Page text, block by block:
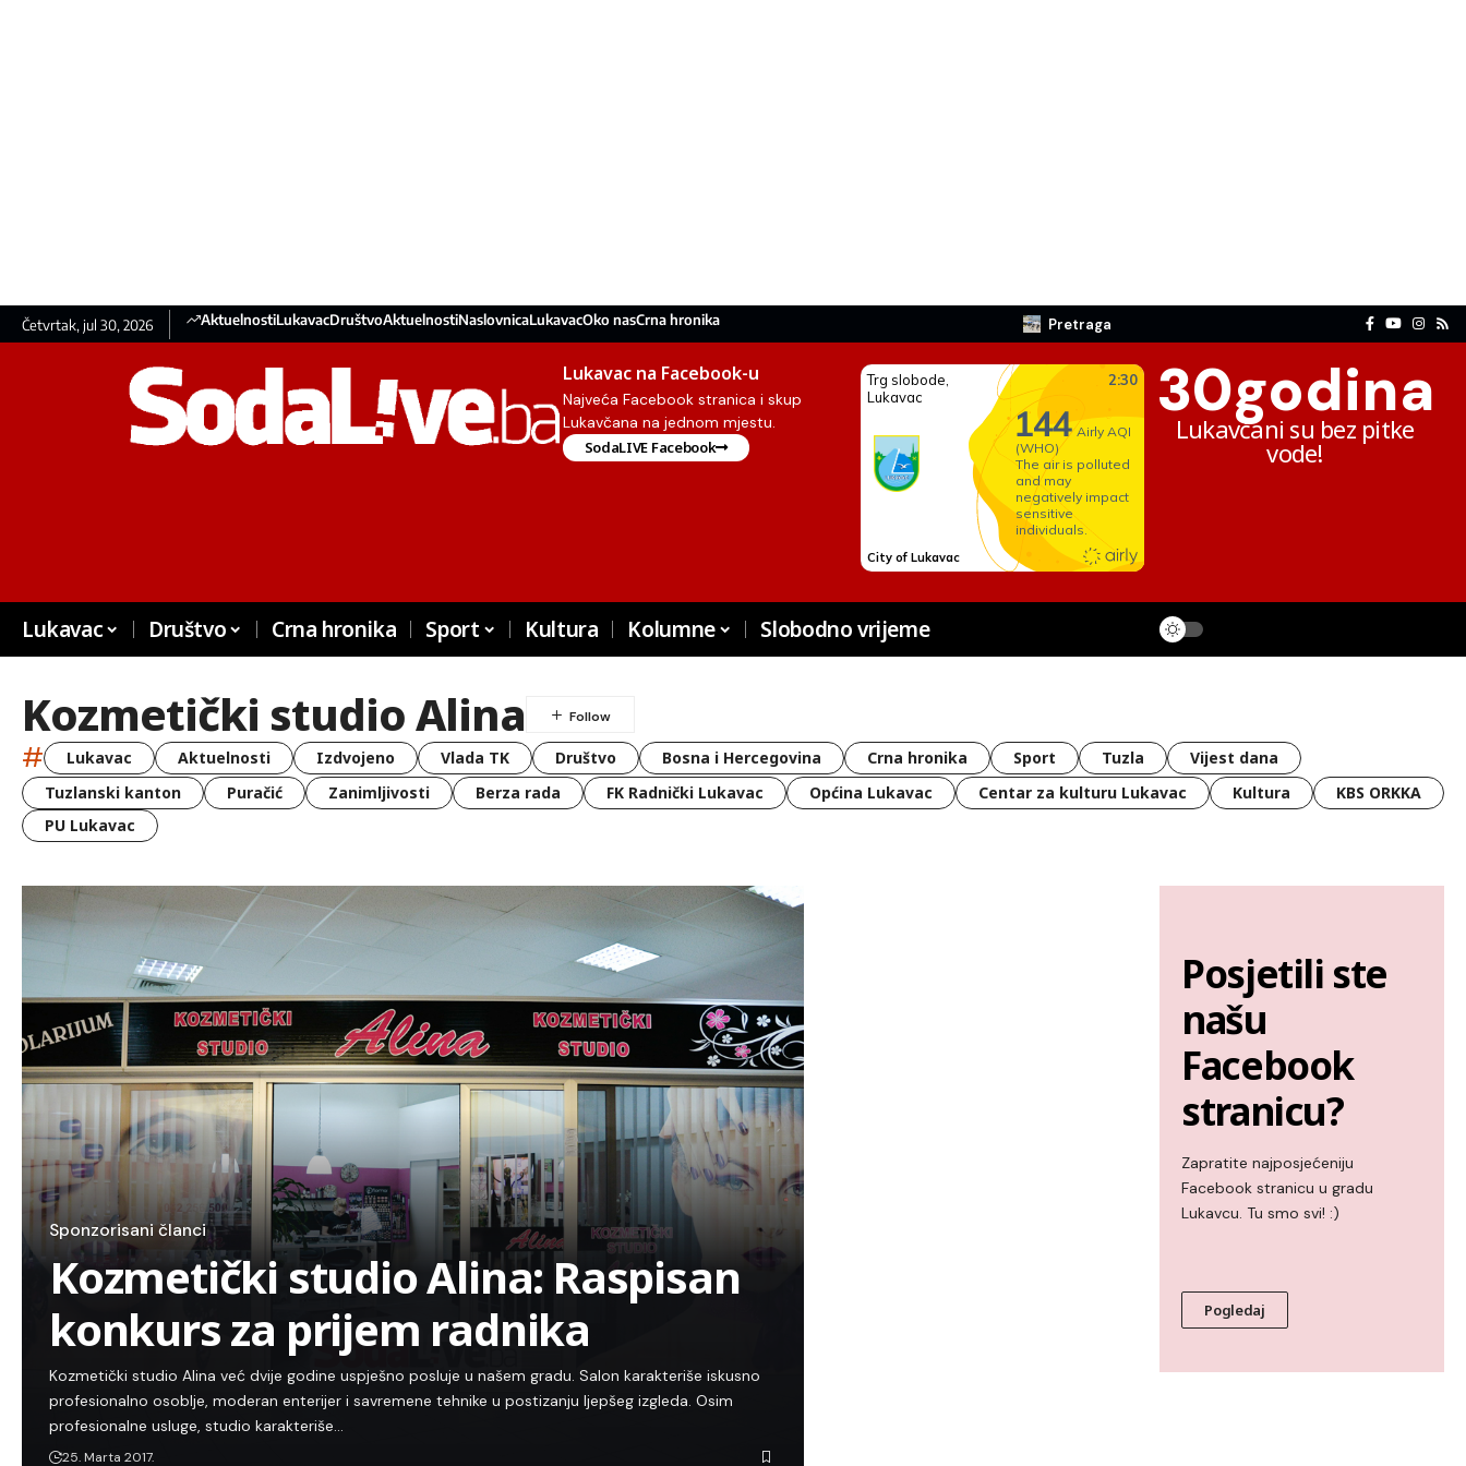
Četvrtak, jul 30, 2026 AktuelnostiLukavacDruštvoAktuelnostiNaslovnicaLukavacOko nasCrna hronika Pretraga
Lukavac na Facebook-u
Najveća Facebook stranica i skup
Lukavčana na jednom mjestu.
SodaLIVE Facebook
30godina
Lukavčani su bez pitke
vode!
Lukavac Društvo Crna hronika Sport Kultura Kolumne Slobodno vrijeme
Kozmetički studio Alina
# Lukavac Aktuelnosti Izdvojeno Vlada TK Društvo Bosna i Hercegovina Crna hronika Sport Tuzla
Vijest dana
Tuzlanski kanton
Puračić Zanimljivosti Berza rada FK Radnički Lukavac Općina Lukavac Centar za kulturu Lukavac Kultura
KBS ORKKA
PU Lukavac
Sponzorisani članci
Kozmetički studio Alina: Raspisan
konkurs za prijem radnika
Kozmetički studio Alina već dvije godine uspješno posluje u našem gradu. Salon karakteriše iskusno
profesionalno osoblje, moderan enterijer i savremene tehnike u postizanju ljepšeg izgleda. Osim
profesionalne usluge, studio karakteriše…
25. Marta 2017.
Posjetili ste
našu
Facebook
stranicu?
Zapratite najposjećeniju
Facebook stranicu u gradu
Lukavcu. Tu smo svi! :)
Pogledaj